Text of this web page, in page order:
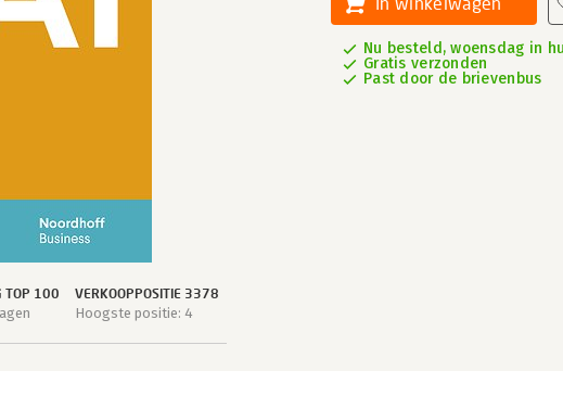
TOP 100
VERKOOPPOSITIE 3378
Hoogste positie: 4
Nu besteld, woensdag in
Gratis verzonden
Past door de brievenbus